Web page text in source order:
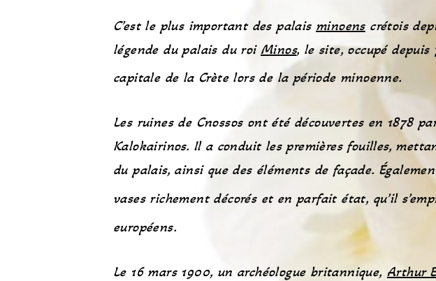
C’est le plus important des palais minoenscrétois
légende du palais du roi Minos, le site, occupé
capitale de la Crète lors de la période minoenne.
Les ruines de Cnossos ont été découvertes en 1878
Kalokairinos. Il a conduit les premières fouilles,
du palais, ainsi que des éléments de façade.
vasesrichement décorés et en parfait état, qu’il
européens.
Le 16 mars 1900, un archéologue britannique, Arthur